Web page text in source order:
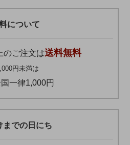
について
のご注文は送料無料
円未満は
一律1,000円
までの日にち